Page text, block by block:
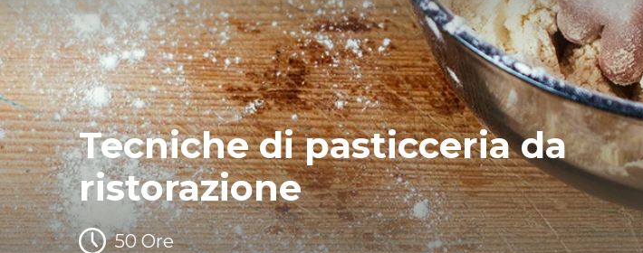
Tecniche di pasticceria da
ristorazione
50 Ore